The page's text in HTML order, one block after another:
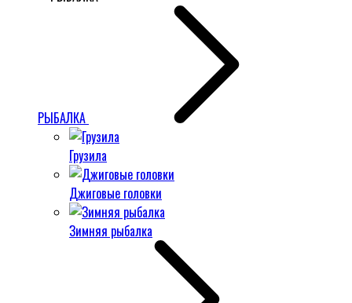
РЫБАЛКА
Грузила
Джиговые головки
Зимняя рыбалка